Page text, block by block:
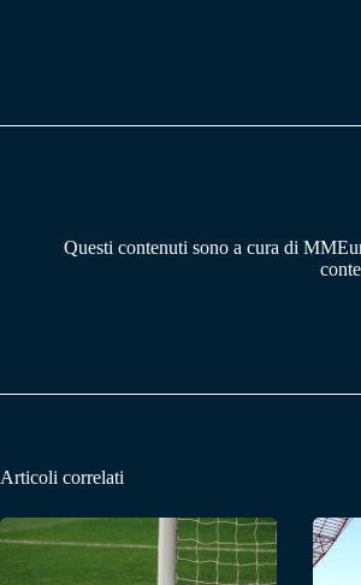
pp m
Questi contenuti sono a cura di
Articoli correlati